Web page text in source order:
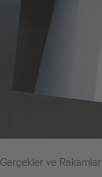
Gerçekler ve Rakamlar